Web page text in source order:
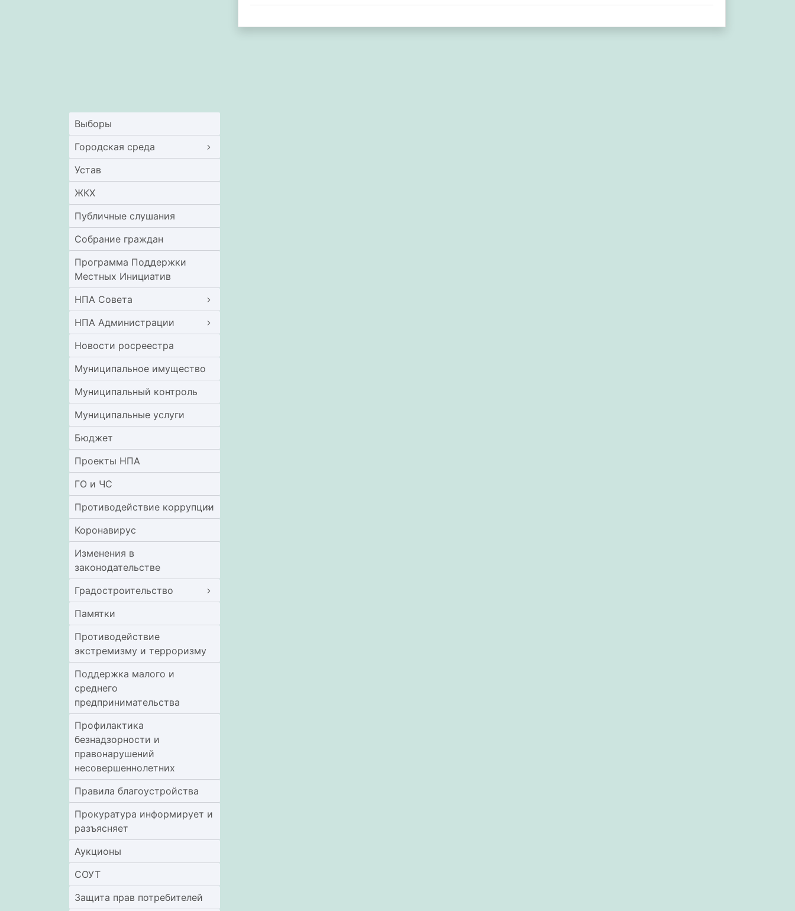
Выборы
Городская среда
Устав
ЖКХ
Публичные слушания
Собрание граждан
Программа Поддержки
Местных Инициатив
НПА Совета
НПА Администрации
Новости росреестра
Муниципальное имущество
Муниципальный контроль
Муниципальные услуги
Бюджет
Проекты НПА
ГО и ЧС
Противодействие коррупции
Коронавирус
Изменения в
законодательстве
Градостроительство
Памятки
Противодействие
экстремизму и терроризму
Поддержка малого и
среднего
предпринимательства
Профилактика
безнадзорности и
правонарушений
несовершеннолетних
Правила благоустройства
Прокуратура информирует и
разъясняет
Аукционы
СОУТ
Защита прав потребителей